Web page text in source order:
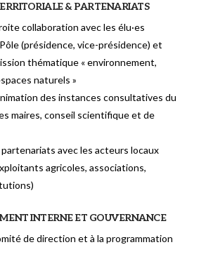
& PARTENARIATS
collaboration avec les élu·es
(présidence, vice-présidence) et
thématique « environnement,
naturels »
des instances consultatives du
maires, conseil scientifique et de
avec les acteurs locaux
agricoles, associations,
INTERNE ET GOUVERNANCE
de direction et à la programmation